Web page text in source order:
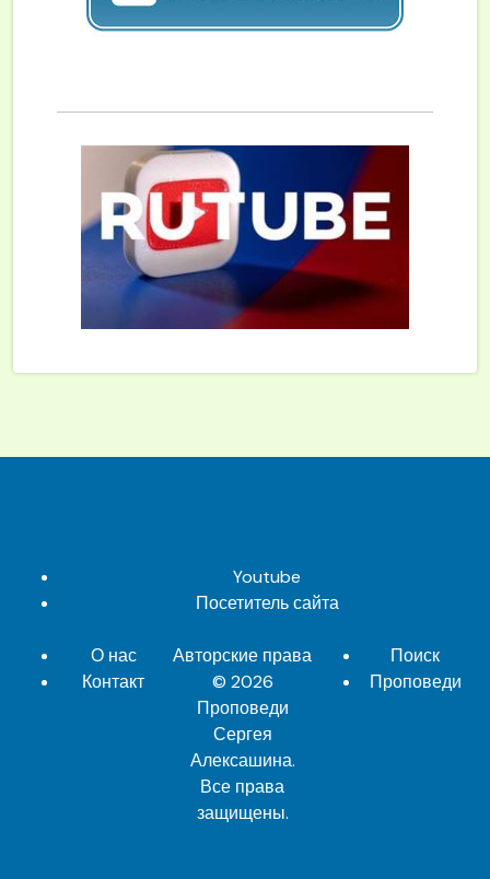
Youtube
Посетитель сайта
О нас
Контакт
Авторские права
© 2026
Проповеди
Сергея
Алексашина.
Все права
защищены.
Поиск
Проповеди